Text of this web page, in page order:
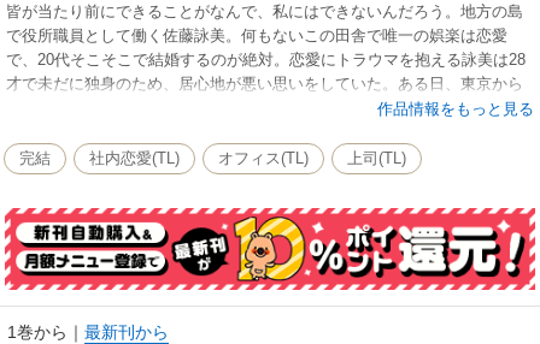
皆が当たり前にできることがなんで、私にはできないんだろう。地方の島
で役所職員として働く佐藤詠美。何もないこの田舎で唯一の娯楽は恋愛
で、20代そこそこで結婚するのが絶対。恋愛にトラウマを抱える詠美は28
才で未だに独身のため、居心地が悪い思いをしていた。ある日、東京から
来たという永田と名乗る男を成り行きで家に迎えることになるが、「俺が
求婚されて…？！私、セックスは向いてないはずなのに…「あなたが俺の
指の上を動いてる」って、嘘…跳ねて熟れて、濡れる体が信じられない―
ーライフラブストーリー。※この作品は「恋愛ショコラ vol.3【限定おまけ
付き】」収録の「普通にできない私たち～公務により、結婚いたします。
(1)」と同内容です。
作品情報をもっと見る
完結 社内恋愛(TL) オフィス(TL) 上司(TL)
1巻から ｜ 最新刊から